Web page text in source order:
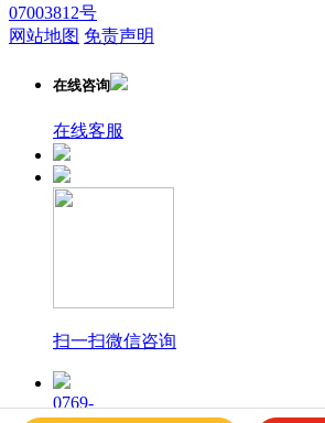
07003812号
网站地图 免责声明
在线咨询
在线客服
扫一扫微信咨询
0769-